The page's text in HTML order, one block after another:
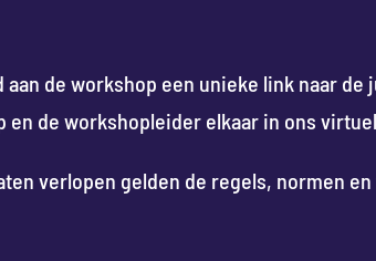
aan de workshop een unieke link naar
de workshopleider elkaar in ons
verlopen gelden de regels, normen